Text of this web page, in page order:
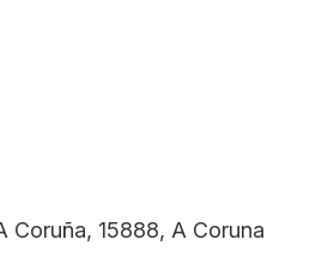
Coruña, 15888, A Coruna